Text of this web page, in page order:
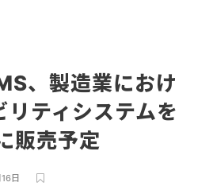
、製造業におけ
リティシステムを
販売予定
日